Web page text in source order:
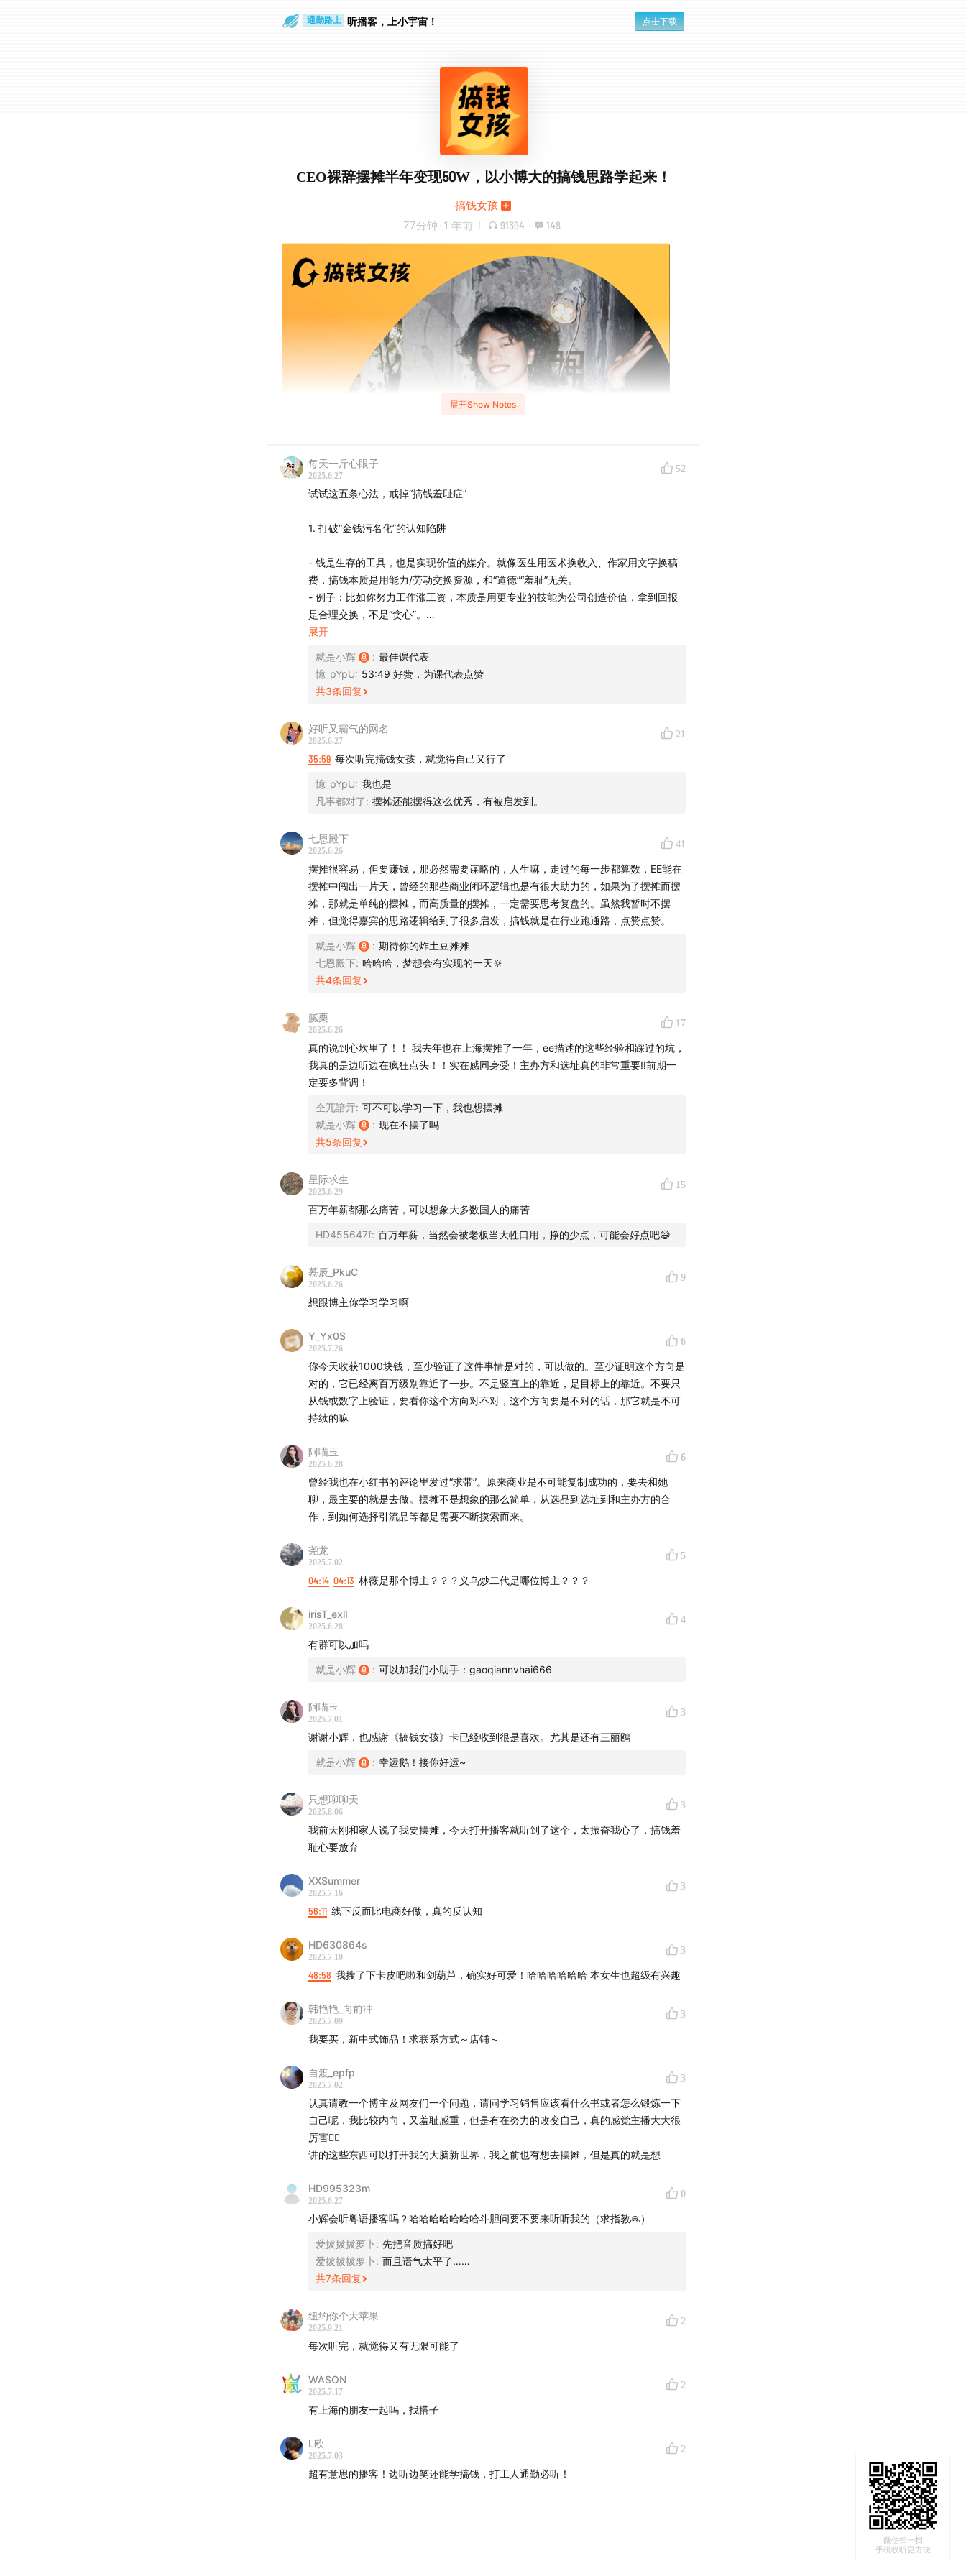
通勤路上 听播客，上小宇宙！ 点击下载
CEO裸辞摆摊半年变现50W，以小博大的搞钱思路学起来！
搞钱女孩
77分钟 · 1 年前 91394 · 148
“与其摆烂，不如摆摊。” 这一句话，拯救了裸辞后陷入迷茫的EE。
在职场卷生卷死时，她却选择裸辞去摆摊，只为寻找一种说不清楚的自由。而自
由的代价是，从年薪百万跌落到月入为零同时还有房贷车贷，对任何事情都提不
起兴趣。
在好友小北的鼓励下，她重拾小学时摆摊的干劲，搞钱DNA再次觉醒，从路边
野摊不断进阶到精致的市集，从本金投入2000元的私域生意到现在半年变现
50W的新中式原创设计品牌，这一次她成为了自己人生的CEO。
1、一个生意从0到1，如何真正跑通闭环？
2、迷茫时如何找到具体的支点，如何关注正反馈，并不断最大化？
06:07 一次义乌游学，意外发现了新中式首饰的商机
好好的年薪百万的CEO怎么就辞职了？
19:32 与其摆烂不如摆摊！摆摊成本低、反馈快
在义乌商贸城拿货，只有真诚不够，还得让老板看到你快速出货的实力
34:32 摆摊最关键是选址！一旦踩坑，摆摊就像坐牢
百元内的引流品，是留客成交的必备法宝
47:58 摆摊遇高手，让男生纷纷激情下单的卡皮巴拉葫芦到底有何魔力？
最好成交的人群不是情侣，是闺蜜
52:17 一定要挑选主题和自己的品类强相关的市集
第一次去市集摆摊，还没摆好就已经卖出700元
如何帮助做代理的女生从零出单到日销售额一万？
64:49 做对的事不能只是庆祝，要把正反馈无限放大！
怎么理解“搞钱女孩”这个标签？
【本期嘉宾】
1、EE：前营销咨询公司CEO、前教培人，靠摆摊对抗裸辞迷茫，无心插柳和朋
友创业新中式饰品。小红书：
旅游领队。播客“维她命”系列：
搞钱女孩小辉
：《搞钱女孩》播客创始人&主播，不断认识和活出自己的ISFP。
四川大学哲学系毕业，混过公益、咨询、互联网、疗愈行业，34岁才找到本命
展开Show Notes
每天一斤心眼子
2025.6.27
52
试试这五条心法，戒掉“搞钱羞耻症”
1. 打破“金钱污名化”的认知陷阱
- 钱是生存的工具，也是实现价值的媒介。就像医生用医术换收入、作家用文字换稿
费，搞钱本质是用能力/劳动交换资源，和“道德”“羞耻”无关。
​- 例子：比如你努力工作涨工资，本质是用更专业的技能为公司创造价值，拿到回报
是合理交换，不是“贪心”。
- 羞耻感往往来自“觉得搞钱=功利”，但赚钱不代表忽略情感或理想。比如你想赚钱给
家人更好的生活，或是攒钱创业实现梦想，这背后的动机是“责任”和“追求”，本身就有
​- 试着写下来：“我想搞钱，是为了______”（填买房、旅游、学习等具体目标），让赚
钱动机更清晰，减少虚无的羞耻感。
3. 直面“怕被评价”的恐惧
加薪，反而被同事用“佛系”当借口占便宜；而大方争取的人，往往更被尊重。
​- 小行动：下次和朋友聊到收入时，试着坦然说“最近在努力搞钱，想攒钱换个电脑”，
你会发现对方可能也在默默搞钱，甚至夸你有目标。
4. 用“搞钱”驱动自我提升
- 把羞耻感转化为动力：比如觉得“做副业丢人”，但试试摆摊卖手工品、做自媒体，你
会发现搞钱的过程能逼你学营销、练沟通，反而让能力翻倍。
​- 就像稻盛和夫说的：“努力赚钱不是为了奢侈，而是为了让自己在生活中有更多选择
5. 和“搞钱搭子”同行
- 远离“赚点钱就装清高”的人，靠近那些大方谈规划、聊机会的朋友。比如加入创业社
群、读书小组，当周围人都在积极搞钱，你会发现“搞钱”是件正常且值得骄傲的事。
最后记住：搞钱不羞耻，赚不到钱还自我PUA才可惜。就像搞对象一样，大大方方追
求，才能拿到你想要的“人生筹码”呀~ 😎
展开
就是小辉 : 最佳课代表
憶_pYpU: 53:49 好赞，为课代表点赞
共3条回复
好听又霸气的网名
2025.6.27
21
35:59 每次听完搞钱女孩，就觉得自己又行了
憶_pYpU: 我也是
凡事都对了: 摆摊还能摆得这么优秀，有被启发到。
七恩殿下
2025.6.26
41
摆摊很容易，但要赚钱，那必然需要谋略的，人生嘛，走过的每一步都算数，EE能在
摆摊中闯出一片天，曾经的那些商业闭环逻辑也是有很大助力的，如果为了摆摊而摆
摊，那就是单纯的摆摊，而高质量的摆摊，一定需要思考复盘的。虽然我暂时不摆
摊，但觉得嘉宾的思路逻辑给到了很多启发，搞钱就是在行业跑通路，点赞点赞。
就是小辉 : 期待你的炸土豆摊摊
七恩殿下: 哈哈哈，梦想会有实现的一天🔆
共4条回复
腻栗
2025.6.26
17
真的说到心坎里了！！ 我去年也在上海摆摊了一年，ee描述的这些经验和踩过的坑，
我真的是边听边在疯狂点头！！实在感同身受！主办方和选址真的非常重要‼️前期一
定要多背调！
仝兀諳亓: 可不可以学习一下，我也想摆摊
就是小辉
: 现在不摆了吗
共5条回复
星际求生
2025.6.29
15
百万年薪都那么痛苦，可以想象大多数国人的痛苦
HD455647f: 百万年薪，当然会被老板当大牲口用，挣的少点，可能会好点吧😅
慕辰_PkuC
2025.6.26
9
想跟博主你学习学习啊
Y_Yx0S
2025.7.26
6
你今天收获1000块钱，至少验证了这件事情是对的，可以做的。至少证明这个方向是
对的，它已经离百万级别靠近了一步。不是竖直上的靠近，是目标上的靠近。不要只
从钱或数字上验证，要看你这个方向对不对，这个方向要是不对的话，那它就是不可
持续的嘛
阿喵玉
2025.6.28
6
曾经我也在小红书的评论里发过“求带”。原来商业是不可能复制成功的，要去和她
聊，最主要的就是去做。摆摊不是想象的那么简单，从选品到选址到和主办方的合
作，到如何选择引流品等都是需要不断摸索而来。
尧龙
2025.7.02
5
04:14 04:13 林薇是那个博主？？？义乌炒二代是哪位博主？？？
irisT_exlI
2025.6.28
4
有群可以加吗
就是小辉 : 可以加我们小助手：gaoqiannvhai666
阿喵玉
2025.7.01
3
谢谢小辉，也感谢《搞钱女孩》卡已经收到很是喜欢。尤其是还有三丽鸥
就是小辉 : 幸运鹅！接你好运~
只想聊聊天
2025.8.06
3
我前天刚和家人说了我要摆摊，今天打开播客就听到了这个，太振奋我心了，搞钱羞
耻心要放弃
XXSummer
2025.7.16
3
56:11 线下反而比电商好做，真的反认知
HD630864s
2025.7.10
3
48:58 我搜了下卡皮吧啦和剑葫芦，确实好可爱！哈哈哈哈哈哈 本女生也超级有兴趣
韩艳艳_向前冲
2025.7.09
3
我要买，新中式饰品！求联系方式～店铺～
自渡_epfp
2025.7.02
3
认真请教一个博主及网友们一个问题，请问学习销售应该看什么书或者怎么锻炼一下
自己呢，我比较内向，又羞耻感重，但是有在努力的改变自己，真的感觉主播大大很
厉害👍🏻
讲的这些东西可以打开我的大脑新世界，我之前也有想去摆摊，但是真的就是想
HD995323m
2025.6.27
0
小辉会听粤语播客吗？哈哈哈哈哈哈哈斗胆问要不要来听听我的（求指教🙏）
爱拔拔拔萝卜: 先把音质搞好吧
爱拔拔拔萝卜: 而且语气太平了……
共7条回复
纽约你个大苹果
2025.9.21
2
每次听完，就觉得又有无限可能了
WASON
2025.7.17
2
有上海的朋友一起吗，找搭子
L欧
2025.7.03
2
超有意思的播客！边听边笑还能学搞钱，打工人通勤必听！
微信扫一扫
手机收听更方便